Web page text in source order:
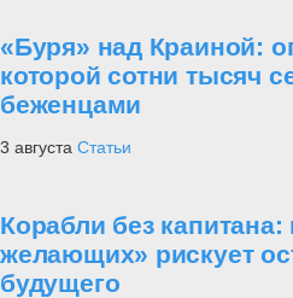
«Буря» над Краиной:
которой сотни тысяч
беженцами
3 августа Статьи
Корабли без
желающих» рискует
будущего